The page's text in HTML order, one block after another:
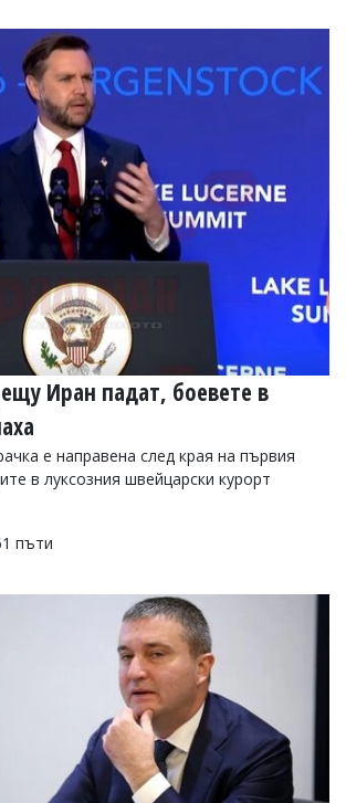
Иран падат, боевете в
е направена след края на първия
в луксозния швейцарски курорт
пъти